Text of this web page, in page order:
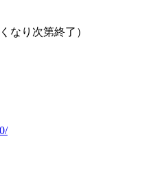
なり次第終了）